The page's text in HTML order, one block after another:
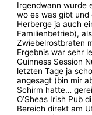
Irgendwann wurde
wo es was gibt und
Herberge ja auch
Familienbetrieb),
Zwiebelrostbraten
Ergebnis war sehr
Guinness Session
letzten Tage ja
angesagt (bin mir
Schirm hatte…
O’Sheas Irish Pub
Bereich direkt am